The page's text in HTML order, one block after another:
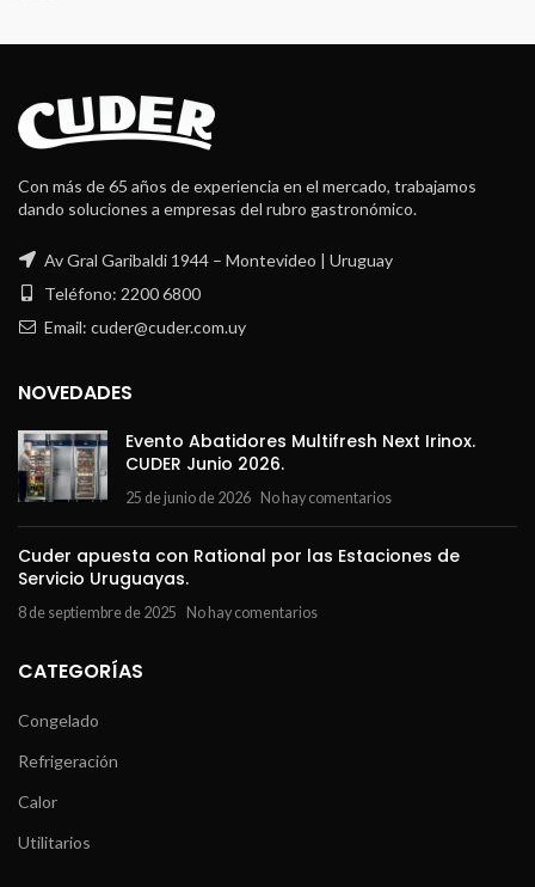
Con más de 65 años de experiencia en el mercado, trabajamos
dando soluciones a empresas del rubro gastronómico.
Av Gral Garibaldi 1944 – Montevideo | Uruguay
Teléfono: 2200 6800
Email: cuder@cuder.com.uy
NOVEDADES
Evento Abatidores Multifresh Next Irinox.
CUDER Junio 2026.
25 de junio de 2026 No hay comentarios
Cuder apuesta con Rational por las Estaciones de
Servicio Uruguayas.
8 de septiembre de 2025 No hay comentarios
CATEGORÍAS
Congelado
Refrigeración
Calor
Utilitarios